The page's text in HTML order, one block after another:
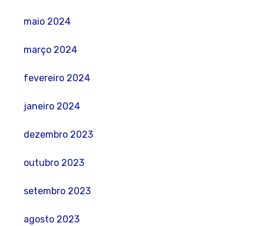
maio 2024
março 2024
fevereiro 2024
janeiro 2024
dezembro 2023
outubro 2023
setembro 2023
agosto 2023